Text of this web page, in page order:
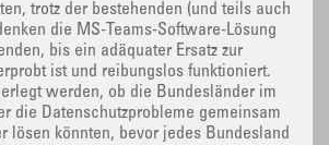
trotz der bestehenden (und teils auch
die MS-Teams-Software-Lösung
bis ein adäquater Ersatz zur
ist und reibungslos funktioniert.
werden, ob die Bundesländer im
die Datenschutzprobleme gemeinsam
lösen könnten, bevor jedes Bundesland